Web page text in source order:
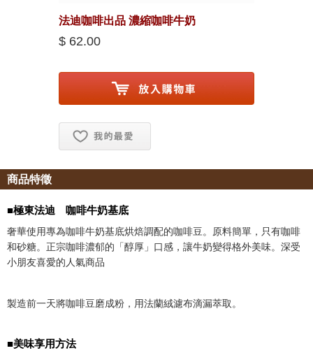
法迪咖啡出品 濃縮咖啡牛奶
$ 62.00
商品特徵
■極東法迪 咖啡牛奶基底
奢華使用專為咖啡牛奶基底烘焙調配的咖啡豆。原料簡單，只有咖啡
和砂糖。正宗咖啡濃郁的「醇厚」口感，讓牛奶變得格外美味。深受
小朋友喜愛的人氣商品
製造前一天將咖啡豆磨成粉，用法蘭絨濾布滴漏萃取。
■美味享用方法